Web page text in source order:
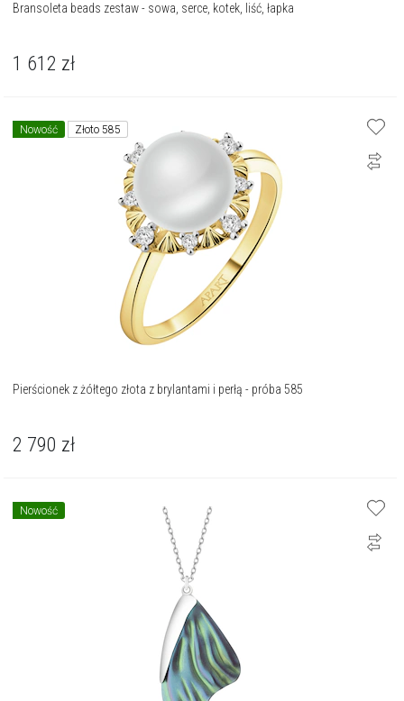
Bransoleta beads zestaw - sowa, serce, kotek, liść, łapka
1 612 zł
Nowość Złoto 585
Pierścionek z żółtego złota z brylantami i perłą - próba 585
2 790 zł
Nowość